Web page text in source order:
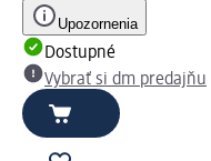
Upozornenia
Dostupné
Vybrať si dm predajňu